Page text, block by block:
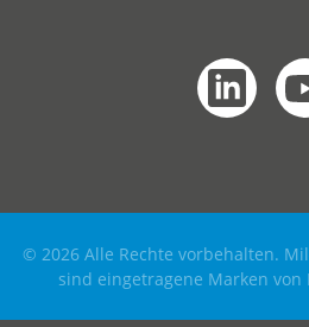
© 2026 Alle Rechte vorbehalten.
sind eingetragene Marken von